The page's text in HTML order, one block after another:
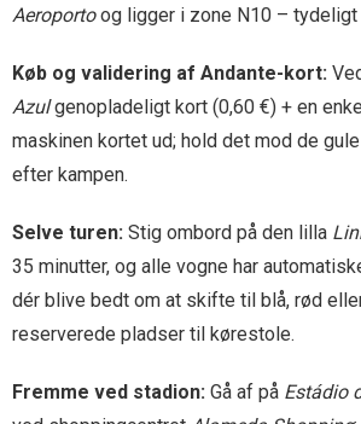
Aeroportoog ligger i zone N10 – tydeligt
Køb og validering af Andante-kort:
Azulgenopladeligt kort (0,60 €) + en
maskinen kortet ud; hold det mod de
efter kampen.
Selve turen: Stig ombord på den lilla
35 minutter, og alle vogne har
dér blive bedt om at skifte til blå, rød
reserverede pladser til kørestole.
Fremme ved stadion: Gå af på Estádio